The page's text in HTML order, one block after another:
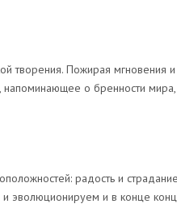
творения. Пожирая мгновения
о бренности мира,
радость и
и эволюционируем и в конце